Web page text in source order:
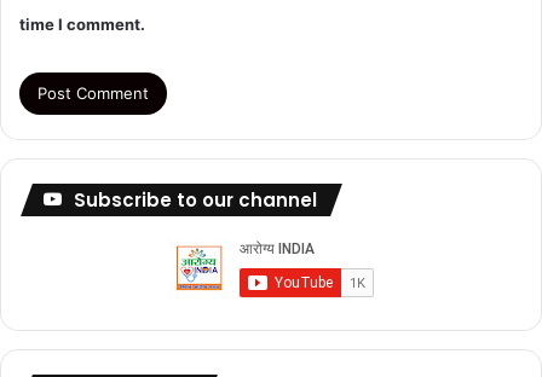
time I comment.
Subscribe to our channel